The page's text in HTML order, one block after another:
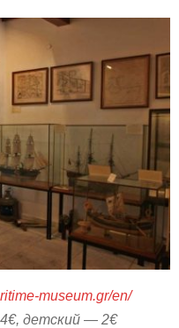
museum.gr/en/
детский — 2€